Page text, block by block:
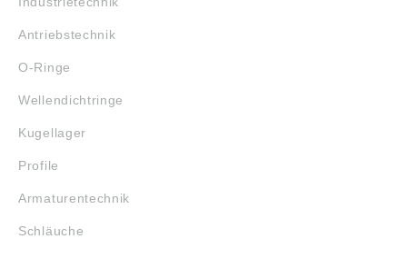
Antriebstechnik
O-Ringe
Wellendichtringe
Kugellager
Profile
Armaturentechnik
Schläuche